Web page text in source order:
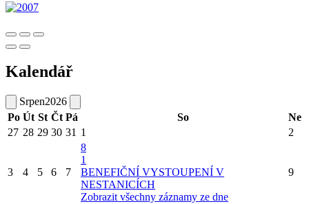
Kalendář
Srpen2026
Po Út St Čt Pá So
Ne
27 28 29 30 31 1 2
3 4 5 6 7
8
1
BENEFIČNÍ VYSTOUPENÍ V
NESTANICÍCH
Zobrazit všechny záznamy ze dne
9